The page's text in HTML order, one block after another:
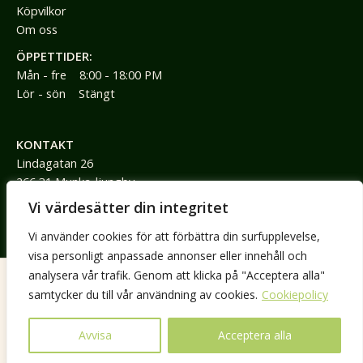
Vi värdesätter din integritet
Vi använder cookies för att förbättra din surfupplevelse,
visa personligt anpassade annonser eller innehåll och
analysera vår trafik. Genom att klicka på "Acceptera alla"
samtycker du till vår användning av cookies. Cookiepolicy
Avvisa Acceptera alla
Köpvilkor
Om oss
ÖPPETTIDER:
Mån - fre 8:00 - 18:00 PM
Lör - sön Stängt
KONTAKT
Lindagatan 26
266 31 Munka-ljungby
jimmy@jimmyspraktik.se
COPYRIGHT © 2026 JIMMYS PRAKTIK. ALL RIGHTS RESERVED.
Cookies
Integritetspolicy Retur